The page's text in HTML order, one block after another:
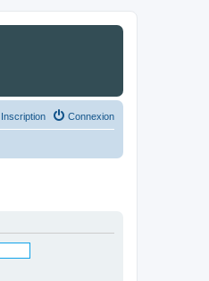
Connexion
Inscription